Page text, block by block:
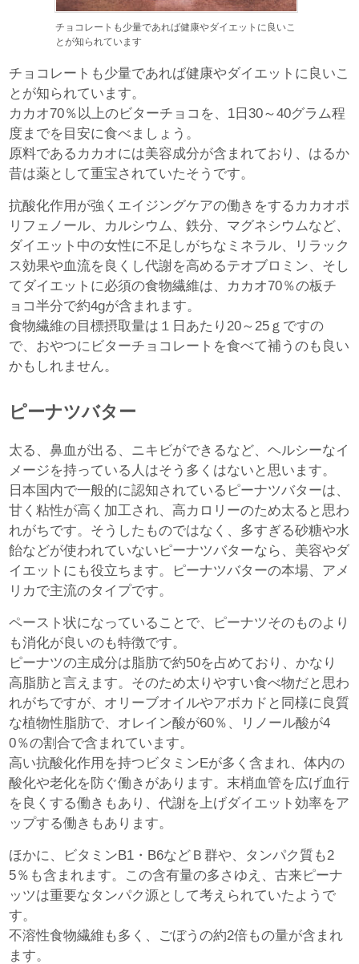
チョコレートも少量であれば健康やダイエットに良いこ
とが知られています
チョコレートも少量であれば健康やダイエットに良いこ
とが知られています。
カカオ70％以上のビターチョコを、1日30～40グラム程
度までを目安に食べましょう。
原料であるカカオには美容成分が含まれており、はるか
昔は薬として重宝されていたそうです。
抗酸化作用が強くエイジングケアの働きをするカカオポ
リフェノール、カルシウム、鉄分、マグネシウムなど、
ダイエット中の女性に不足しがちなミネラル、リラック
ス効果や血流を良くし代謝を高めるテオブロミン、そし
てダイエットに必須の食物繊維は、カカオ70％の板チ
ョコ半分で約4gが含まれます。
食物繊維の目標摂取量は１日あたり20～25ｇですの
で、おやつにビターチョコレートを食べて補うのも良い
かもしれません。
ピーナツバター
太る、鼻血が出る、ニキビができるなど、ヘルシーなイ
メージを持っている人はそう多くはないと思います。
日本国内で一般的に認知されているピーナツバターは、
甘く粘性が高く加工され、高カロリーのため太ると思わ
れがちです。そうしたものではなく、多すぎる砂糖や水
飴などが使われていないピーナツバターなら、美容やダ
イエットにも役立ちます。ピーナツバターの本場、アメ
リカで主流のタイプです。
ペースト状になっていることで、ピーナツそのものより
も消化が良いのも特徴です。
ピーナツの主成分は脂肪で約50を占めており、かなり
高脂肪と言えます。そのため太りやすい食べ物だと思わ
れがちですが、オリーブオイルやアボカドと同様に良質
な植物性脂肪で、オレイン酸が60％、リノール酸が4
0％の割合で含まれています。
高い抗酸化作用を持つビタミンEが多く含まれ、体内の
酸化や老化を防ぐ働きがあります。末梢血管を広げ血行
を良くする働きもあり、代謝を上げダイエット効率をア
ップする働きもあります。
ほかに、ビタミンB1・B6などＢ群や、タンパク質も2
5％も含まれます。この含有量の多さゆえ、古来ピーナ
ッツは重要なタンパク源として考えられていたようで
す。
不溶性食物繊維も多く、ごぼうの約2倍もの量が含まれ
ます。